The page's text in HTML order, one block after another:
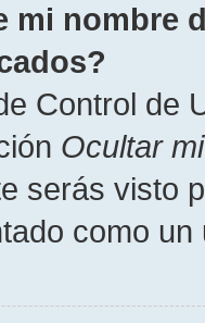
mi nombre
Control de
Ocultar
serás visto
como un